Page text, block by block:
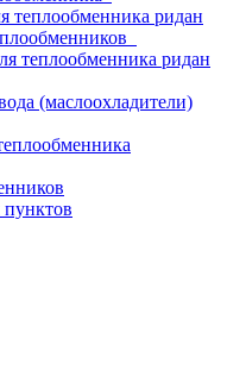
теплообменника ридан
теплообменника ридан
(маслоохладители)